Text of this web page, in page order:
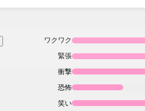
ワクワク
緊張
衝撃
恐怖
笑い